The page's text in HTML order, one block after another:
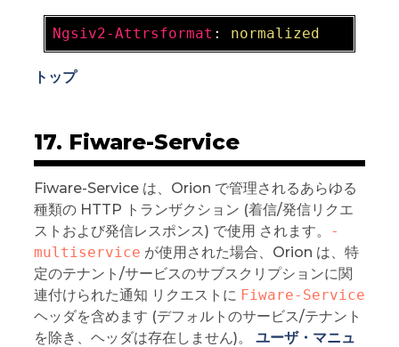
Ngsiv2-Attrsformat : normalized
トップ
17. Fiware-Service
Fiware-Service は、Orion で管理されるあらゆる
種類の HTTP トランザクション (着信/発信リクエ
ストおよび発信レスポンス) で使用 されます。
-
multiservice が使用された場合、Orion は、特
定のテナント/サービスのサブスクリプションに関
連付けられた通知 リクエストに Fiware-Service
ヘッダを含めます (デフォルトのサービス/テナント
を除き、ヘッダは存在しません)。 ユーザ・マニュ